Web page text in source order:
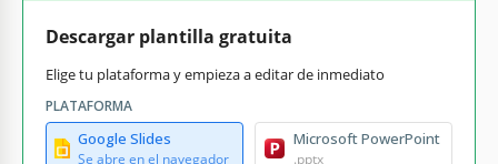
Descargar plantilla gratuita
Elige tu plataforma y empieza a editar de inmediato
PLATAFORMA
Google Slides
Se abre en el navegador
Microsoft PowerPoint
.pptx